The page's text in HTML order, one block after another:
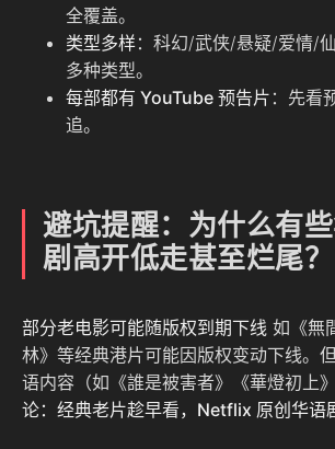
全覆盖。
类型多样：科幻/武侠/悬疑/爱情/
多种类型。
每部都有 YouTube 预告片 ：先看
追。
避坑提醒：为什么有
剧高开低走甚至烂尾？
部分老电影可能随版权到期下线 如《無
林》等经典港片可能因版权变动下线。
语内容（如《誰是被害者》《華燈初上》
论：经典老片趁早看，Netflix 原创华语